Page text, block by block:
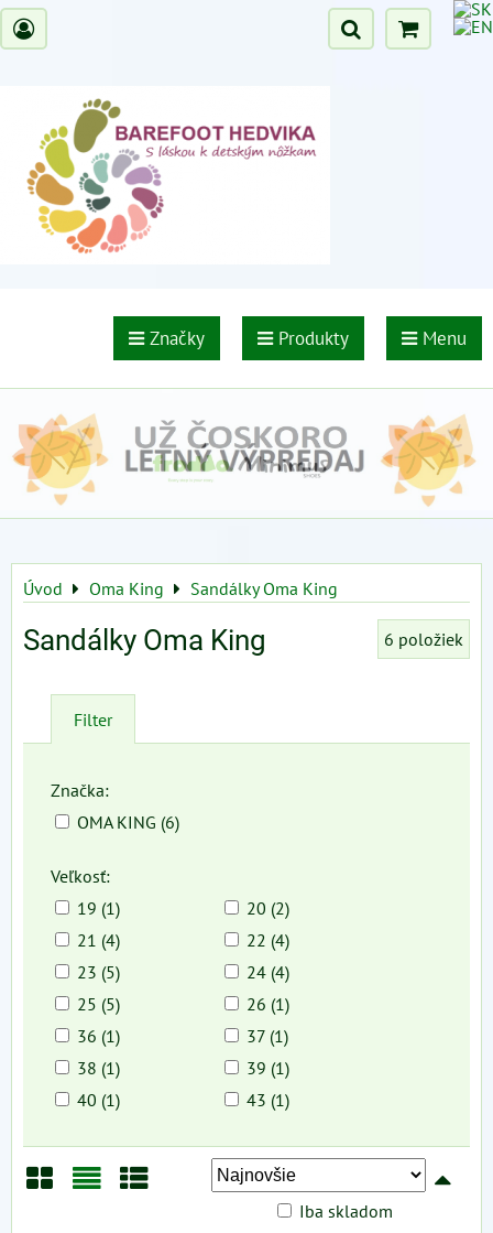
Značky Produkty Menu
Úvod Oma King Sandálky Oma King
Sandálky Oma King 6 položiek
Filter
Značka:
OMA KING (6)
Veľkosť:
19 (1)
20 (2)
21 (4)
22 (4)
23 (5)
24 (4)
25 (5)
26 (1)
36 (1)
37 (1)
38 (1)
39 (1)
40 (1)
43 (1)
Iba skladom